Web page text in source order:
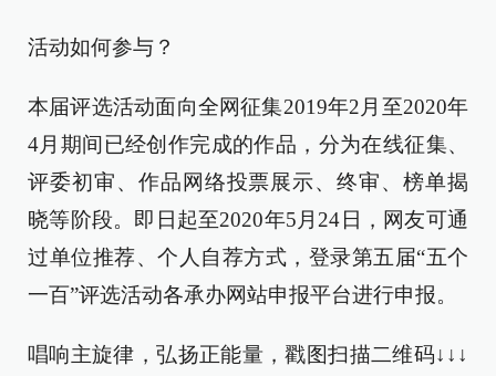
活动如何参与？
本届评选活动面向全网征集2019年2月至2020年
4月期间已经创作完成的作品，分为在线征集、
评委初审、作品网络投票展示、终审、榜单揭
晓等阶段。即日起至2020年5月24日，网友可通
过单位推荐、个人自荐方式，登录第五届“五个
一百”评选活动各承办网站申报平台进行申报。
唱响主旋律，弘扬正能量，戳图扫描二维码↓↓↓